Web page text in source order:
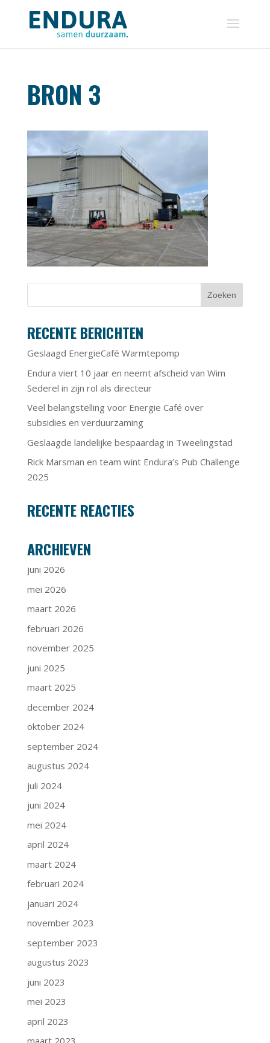
BRON 3
RECENTE BERICHTEN
Geslaagd EnergieCafé Warmtepomp
Endura viert 10 jaar en neemt afscheid van Wim
Sederel in zijn rol als directeur
Veel belangstelling voor Energie Café over
subsidies en verduurzaming
Geslaagde landelijke bespaardag in Tweelingstad
Rick Marsman en team wint Endura’s Pub Challenge
2025
RECENTE REACTIES
ARCHIEVEN
juni 2026
mei 2026
maart 2026
februari 2026
november 2025
juni 2025
maart 2025
december 2024
oktober 2024
september 2024
augustus 2024
juli 2024
juni 2024
mei 2024
april 2024
maart 2024
februari 2024
januari 2024
november 2023
september 2023
augustus 2023
juni 2023
mei 2023
april 2023
maart 2023